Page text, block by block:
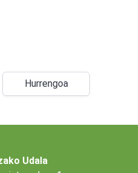
Hurrengoa
Udala